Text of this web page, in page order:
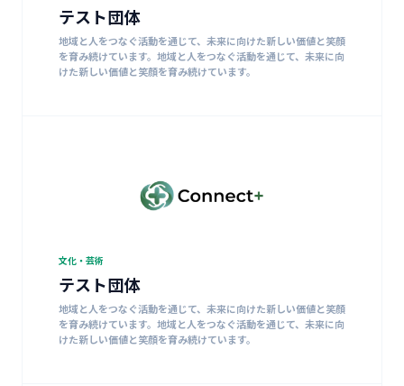
テスト団体
地域と人をつなぐ活動を通じて、未来に向けた新しい価値と笑顔
を育み続けています。地域と人をつなぐ活動を通じて、未来に向
けた新しい価値と笑顔を育み続けています。
文化・芸術
テスト団体
地域と人をつなぐ活動を通じて、未来に向けた新しい価値と笑顔
を育み続けています。地域と人をつなぐ活動を通じて、未来に向
けた新しい価値と笑顔を育み続けています。